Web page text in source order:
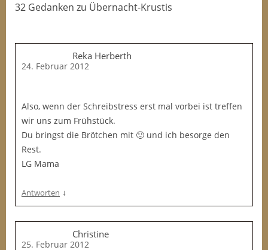
32 Gedanken zu Übernacht-Krustis
Reka Herberth
24. Februar 2012
Also, wenn der Schreibstress erst mal vorbei ist treffen
wir uns zum Frühstück.
Du bringst die Brötchen mit 🙂 und ich besorge den
Rest.
LG Mama
Antworten ↓
Christine
25. Februar 2012